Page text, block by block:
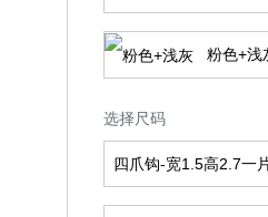
粉色+浅
选择尺码
四爪钩-宽1.5高2.7一